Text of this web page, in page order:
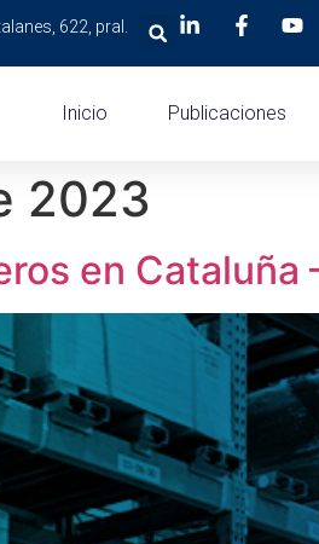
622, pral.
Inicio Publicaciones
2023
en Cataluña